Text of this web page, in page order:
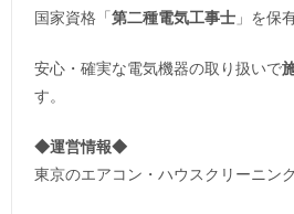
国家資格「第二種電気工事士 」を保
安心・確実な電気機器の取り扱いで
す。
◆運営情報◆
東京のエアコン・ハウスクリーニン